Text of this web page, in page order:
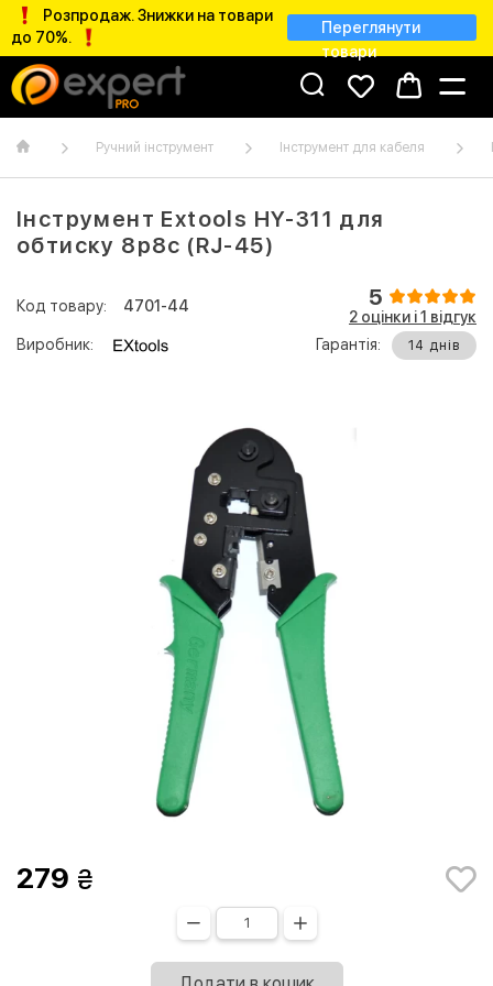
Розпродаж. Знижки на товари
до 70%.
Переглянути
товари
Ручний інструмент Інструмент для кабеля
Інструмент Extools НY-311 для
обтиску 8р8с (RJ-45)
Код товару: 4701-44 5
2 оцінки і 1 відгук
Виробник:
Гарантія: 14 днів
279